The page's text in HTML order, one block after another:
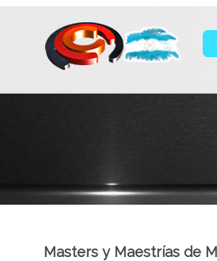
Masters y Maestrías de